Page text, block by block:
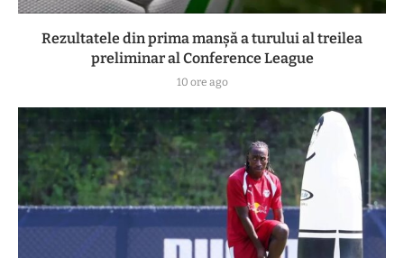
Rezultatele din prima manşă a turului al treilea
preliminar al Conference League
10 ore ago